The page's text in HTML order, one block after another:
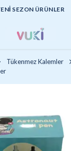
SEZON ÜRÜNLER
Tükenmez Kalemler